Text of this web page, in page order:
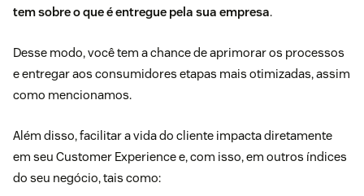
tem sobre o que é entregue pela sua empresa.
Desse modo, você tem a chance de aprimorar os processos
e entregar aos consumidores etapas mais otimizadas, assim
como mencionamos.
Além disso, facilitar a vida do cliente impacta diretamente
em seu Customer Experience e, com isso, em outros índices
do seu negócio, tais como: